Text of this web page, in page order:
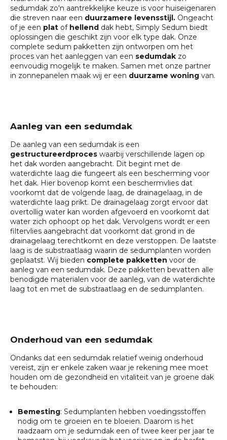
sedumdak zo'n aantrekkelijke keuze is voor huiseigenaren
die streven naar een duurzamere levensstijl. Ongeacht
of je een plat of hellend dak hebt, Simply Sedum biedt
oplossingen die geschikt zijn voor elk type dak. Onze
complete sedum pakketten zijn ontworpen om het
proces van het aanleggen van een sedumdak zo
eenvoudig mogelijk te maken. Samen met onze partner
in zonnepanelen maak wij er een duurzame woning van.
Aanleg van een sedumdak
De aanleg van een sedumdak is een
gestructureerdproces waarbij verschillende lagen op
het dak worden aangebracht. Dit begint met de
waterdichte laag die fungeert als een bescherming voor
het dak. Hier bovenop komt een beschermvlies dat
voorkomt dat de volgende laag, de drainagelaag, in de
waterdichte laag prikt. De drainagelaag zorgt ervoor dat
overtollig water kan worden afgevoerd en voorkomt dat
water zich ophoopt op het dak. Vervolgens wordt er een
filtervlies aangebracht dat voorkomt dat grond in de
drainagelaag terechtkomt en deze verstoppen. De laatste
laag is de substraatlaag waarin de sedumplanten worden
geplaatst. Wij bieden complete pakketten voor de
aanleg van een sedumdak. Deze pakketten bevatten alle
benodigde materialen voor de aanleg, van de waterdichte
laag tot en met de substraatlaag en de sedumplanten.
Onderhoud van een sedumdak
Ondanks dat een sedumdak relatief weinig onderhoud
vereist, zijn er enkele zaken waar je rekening mee moet
houden om de gezondheid en vitaliteit van je groene dak
te behouden:
Bemesting: Sedumplanten hebben voedingsstoffen
nodig om te groeien en te bloeien. Daarom is het
raadzaam om je sedumdak een of twee keer per jaar te